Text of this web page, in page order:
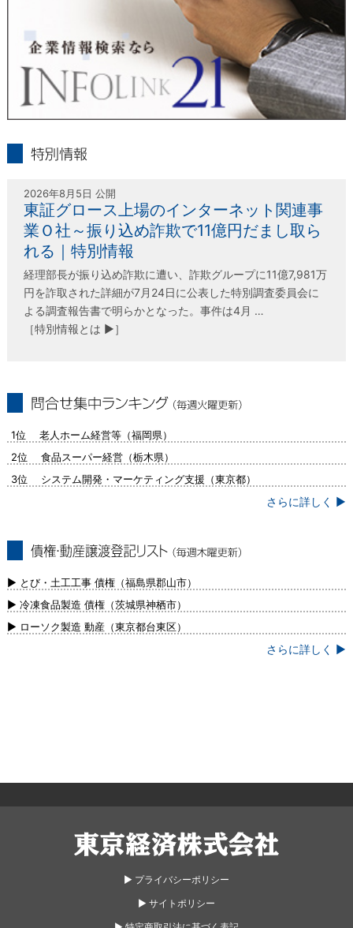
〒802-0004 北九州市小倉北区鍛冶町2丁目5-11（第一東経ビ
フリーダイヤル 0120-55-9986
受付時間 平日9：00～17：00
2026年8月5日 公開
東証グロース上場のインターネット関連事
業Ｏ社～振り込め詐欺で11億円だまし取ら
れる｜特別情報
経理部長が振り込め詐欺に遭い、詐欺グループに11億7,981万
円を詐取された詳細が7月24日に公表した特別調査委員会に
よる調査報告書で明らかとなった。事件は4月 …
［特別情報とは ▶］
1位 老人ホーム経営等（福岡県）
2位 食品スーパー経営（栃木県）
3位 システム開発・マーケティング支援（東京都）
さらに詳しく ▶
新）
▶ とび・土工工事 債権（福島県郡山市）
▶ 冷凍食品製造 債権（茨城県神栖市）
▶ ローソク製造 動産（東京都台東区）
さらに詳しく ▶
▶︎ プライバシーポリシー
▶︎ サイトポリシー